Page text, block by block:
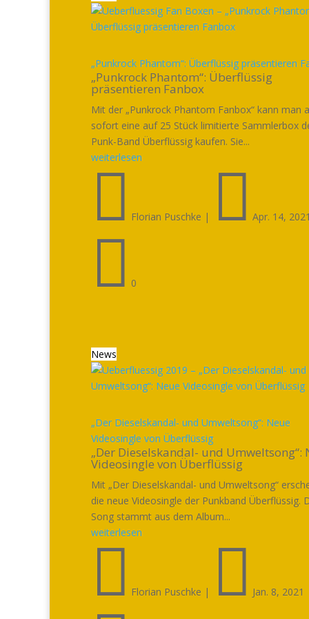
„Punkrock Phantom“: Überflüssig präsentieren
„Punkrock Phantom“: Überflüssig
präsentieren Fanbox
Mit der „Punkrock Phantom Fanbox“ kann man
sofort eine auf 25 Stück limitierte Sammlerbox
Punk-Band Überflüssig kaufen. Sie...
weiterlesen
 Florian Puschke |  Apr. 14,
 0
News
„Der Dieselskandal- und Umweltsong“: Neue
Videosingle von Überflüssig
„Der Dieselskandal- und Umweltsong“:
Videosingle von Überflüssig
Mit „Der Dieselskandal- und Umweltsong“
die neue Videosingle der Punkband Überflüssig.
Song stammt aus dem Album...
weiterlesen
 Florian Puschke |  Jan. 8, 2021